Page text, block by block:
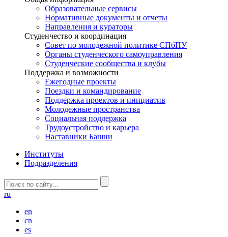
Образовательные сервисы
Нормативные документы и отчеты
Направления и кураторы
Студенчество и координация
Совет по молодежной политике СПбПУ
Органы студенческого самоуправления
Студенческие сообщества и клубы
Поддержка и возможности
Ежегодные проекты
Поездки и командирование
Поддержка проектов и инициатив
Молодежные пространства
Социальная поддержка
Трудоустройство и карьера
Наставники Башни
Институты
Подразделения
ru
en
cn
es